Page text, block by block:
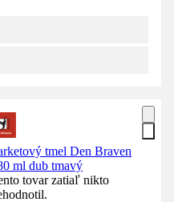
tmel Den Braven
ml dub tmavý
tovar zatiaľ nikto